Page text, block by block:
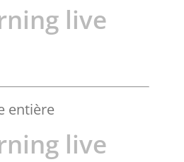
live
entière
live